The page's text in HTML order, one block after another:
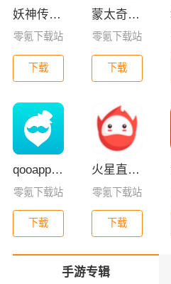
妖神传GM版
零氪下载站
下载
蒙太奇影视2025最新版本下载
零氪下载站
下载
qooapp安卓版
零氪下载站
下载
火星直播2025最新版
零氪下载站
下载
手游专辑